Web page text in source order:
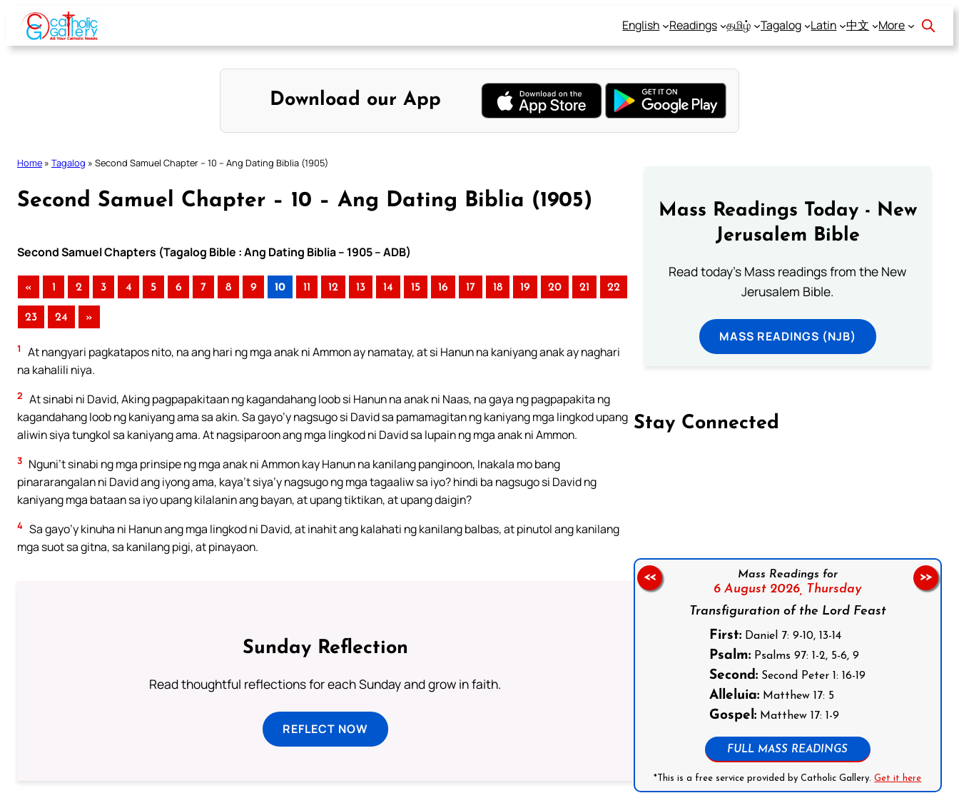
Skip
content
English Readings தமிழ் Tagalog Latin 中文 More
Download our App
Home » Tagalog » Second Samuel Chapter – 10 – Ang Dating Biblia (1905)
Second Samuel Chapter – 10 – Ang Dating Biblia (1905)
Second Samuel Chapters (Tagalog Bible : Ang Dating Biblia – 1905 – ADB)
« 1 2 3 4 5 6 7 8 9 10 11 12 13 14 15 16 17 18 19 20 21 22
23 24 »
1
At nangyari pagkatapos nito, na ang hari ng mga anak ni Ammon ay namatay, at si Hanun na kaniyang anak ay naghari
na kahalili niya.
2 At sinabi ni David, Aking pagpapakitaan ng kagandahang loob si Hanun na anak ni Naas, na gaya ng pagpapakita ng
kagandahang loob ng kaniyang ama sa akin. Sa gayo’y nagsugo si David sa pamamagitan ng kaniyang mga lingkod upang
aliwin siya tungkol sa kaniyang ama. At nagsiparoon ang mga lingkod ni David sa lupain ng mga anak ni Ammon.
3 Nguni’t sinabi ng mga prinsipe ng mga anak ni Ammon kay Hanun na kanilang panginoon, Inakala mo bang
pinararangalan ni David ang iyong ama, kaya’t siya’y nagsugo ng mga tagaaliw sa iyo? hindi ba nagsugo si David ng
kaniyang mga bataan sa iyo upang kilalanin ang bayan, at upang tiktikan, at upang daigin?
4 Sa gayo’y kinuha ni Hanun ang mga lingkod ni David, at inahit ang kalahati ng kanilang balbas, at pinutol ang kanilang
mga suot sa gitna, sa kanilang pigi, at pinayaon.
Sunday Reflection
Read thoughtful reflections for each Sunday and grow in faith.
REFLECT NOW
Mass Readings Today - New
Jerusalem Bible
Read today's Mass readings from the New
Jerusalem Bible.
MASS READINGS (NJB)
Stay Connected
Mass Readings for
6 August 2026, Thursday
Transfiguration of the Lord Feast
First: Daniel 7: 9-10, 13-14
Psalm: Psalms 97: 1-2, 5-6, 9
Second: Second Peter 1: 16-19
Alleluia: Matthew 17: 5
Gospel: Matthew 17: 1-9
FULL MASS READINGS
*This is a free service provided by Catholic Gallery.Get it here
<< >>